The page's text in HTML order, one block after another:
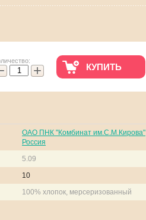
+ КУПИТЬ
ОАО ПНК "Комбинат им.С.М.Кирова"
Россия
5.09
10
100% хлопок, мерсеризованный